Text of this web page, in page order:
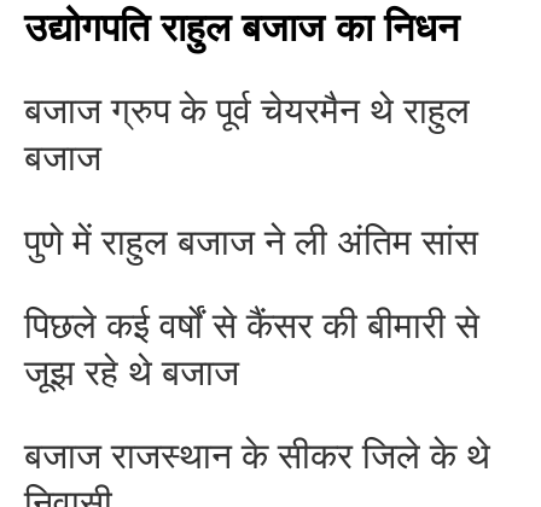
उद्योगपति राहुल बजाज का निधन
बजाज ग्रुप के पूर्व चेयरमैन थे राहुल
बजाज
पुणे में राहुल बजाज ने ली अंतिम सांस
पिछले कई वर्षों से कैंसर की बीमारी से
जूझ रहे थे बजाज
बजाज राजस्थान के सीकर जिले के थे
BREAKING NEWS
रोजगार बढ़ाने पर सहमति